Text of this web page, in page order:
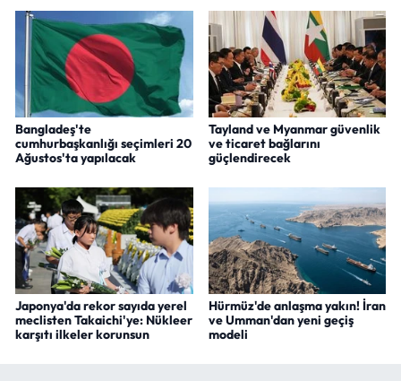
Bangladeş'te
cumhurbaşkanlığı seçimleri 20
Ağustos'ta yapılacak
Tayland ve Myanmar güvenlik
ve ticaret bağlarını
güçlendirecek
Japonya'da rekor sayıda yerel
meclisten Takaichi'ye: Nükleer
karşıtı ilkeler korunsun
Hürmüz'de anlaşma yakın! İran
ve Umman'dan yeni geçiş
modeli